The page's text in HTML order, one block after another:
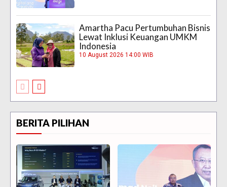
Amartha Pacu Pertumbuhan Bisnis
Lewat Inklusi Keuangan UMKM
Indonesia
10 August 2026 14:00 WIB
BERITA PILIHAN